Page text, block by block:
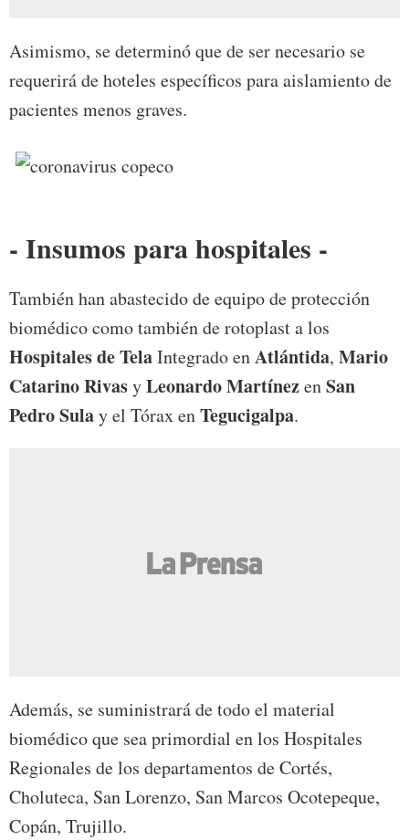
Asimismo, se determinó que de ser necesario se
requerirá de hoteles específicos para aislamiento de
pacientes menos graves.
- Insumos para hospitales -
También han abastecido de equipo de protección
biomédico como también de rotoplast a los
Hospitales de TelaIntegrado enAtlántida, Mario
Catarino RivasyLeonardo MartínezenSan
Pedro Sulay el Tórax enTegucigalpa.
Además, se suministrará de todo el material
biomédico que sea primordial en los Hospitales
Regionales de los departamentos de Cortés,
Choluteca, San Lorenzo, San Marcos Ocotepeque,
Copán, Trujillo.